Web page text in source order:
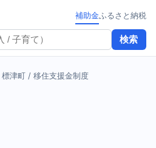
検索
補助金ふるさと納税
標津町 / 移住支援金制度